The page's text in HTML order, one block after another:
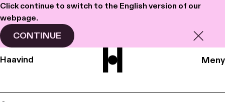
Click continue to switch to the English version of our
webpage.
CONTINUE
Haavind Meny